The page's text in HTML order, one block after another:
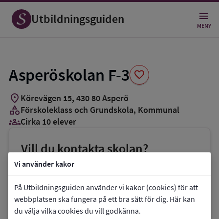
Vi använder kakor
På Utbildningsguiden använder vi kakor (cookies) för att
webbplatsen ska fungera på ett bra sätt för dig. Här kan
du välja vilka cookies du vill godkänna.
Utbildningsguiden MENY
Asperöskolan F-3 favorite
Spara
som
favorit
location_on Körevägen 15, 430 80Asperö
categoryFörskoleklass och Grundskola, Kommunal
groups_3Cirka 10 elever
Vill du kontakta skolan?
phoneTelefon:031-3675764
E-post:
karin.wickelgren@grundskola.goteborg.se
link Webbplats: Asperöskolan F-3